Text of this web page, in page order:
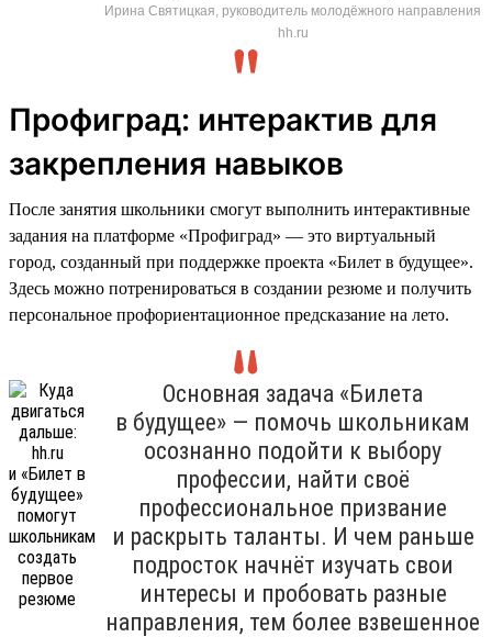
Ирина Святицкая, руководитель молодёжного направления
hh.ru
Профиград: интерактив для
закрепления навыков
После занятия школьники смогут выполнить интерактивные
задания на платформе «Профиград» — это виртуальный
город, созданный при поддержке проекта «Билет в будущее».
Здесь можно потренироваться в создании резюме и получить
персональное профориентационное предсказание на лето.
Основная задача «Билета
в будущее» — помочь школьникам
осознанно подойти к выбору
профессии, найти своё
профессиональное призвание
и раскрыть таланты. И чем раньше
подросток начнёт изучать свои
интересы и пробовать разные
направления, тем более взвешенное